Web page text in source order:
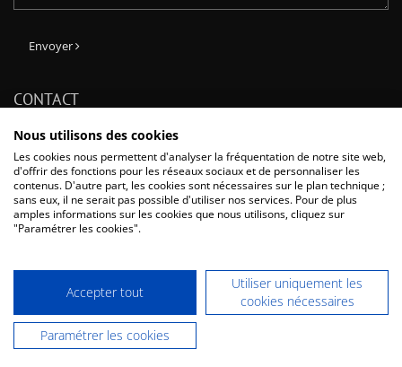
Envoyer
CONTACT
Phone: + 33 (0) 1 64 11 26 26
Fax: + 33 (0) 1 60 17 43 47
E-Mail:info@dentaurum.fr
Dentaurum France SAS
Boulevard du Courcerin / Allée des Voyageurs CS 60068, 77437 Marne-
La-Vallée Cedex 2, France
- Tous les prix s'entendent hors TVA -
confidentialité-CGV
Nous utilisons des cookies
Les cookies nous permettent d'analyser la fréquentation de notre site web,
d'offrir des fonctions pour les réseaux sociaux et de personnaliser les
contenus. D'autre part, les cookies sont nécessaires sur le plan technique ;
sans eux, il ne serait pas possible d'utiliser nos services. Pour de plus
amples informations sur les cookies que nous utilisons, cliquez sur
"Paramétrer les cookies".
Accepter tout
Utiliser uniquement les
cookies nécessaires
Paramétrer les cookies